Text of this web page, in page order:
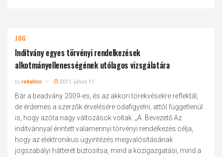
JOG
Indítvány egyes törvényi rendelkezések
alkotmányellenességének utólagos vizsgálatára
byredaktor 2011. július 11.
Bár a beadvány 2009-es, és az akkori törekvésekre reflektál,
de érdemes a szerzők érvelésére odafigyelni, attól függetlenül
is, hogy azóta nagy változások voltak. „A. Bevezető Az
indítvánnyal érintett valamennyi törvényi rendelkezés célja,
hogy az elektronikus ügyintézés megvalósításának
jogszabályi hátterét biztosítsa, mind a közigazgatási, mind a